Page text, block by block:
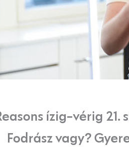
ízig-vérig
Fodrász vagy?